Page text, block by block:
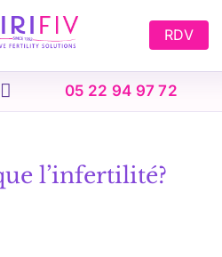
RDV
05 22 94 97 72
l’infertilité?